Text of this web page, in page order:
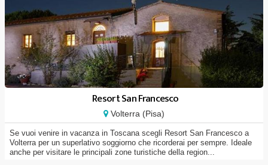
Resort San Francesco
Volterra (Pisa)
Se vuoi venire in vacanza in Toscana scegli Resort San Francesco a
Volterra per un superlativo soggiorno che ricorderai per sempre. Ideale
anche per visitare le principali zone turistiche della region...